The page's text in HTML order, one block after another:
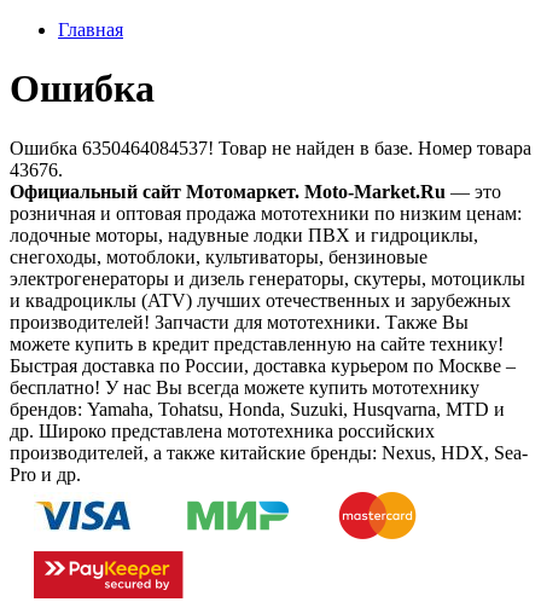
Главная
Ошибка
Ошибка 6350464084537! Товар не найден в базе. Номер товара
43676.
Официальный сайт Мотомаркет. Moto-Market.Ru — это
розничная и оптовая продажа мототехники по низким ценам:
лодочные моторы, надувные лодки ПВХ и гидроциклы,
снегоходы, мотоблоки, культиваторы, бензиновые
электрогенераторы и дизель генераторы, скутеры, мотоциклы
и квадроциклы (ATV) лучших отечественных и зарубежных
производителей! Запчасти для мототехники. Также Вы
можете купить в кредит представленную на сайте технику!
Быстрая доставка по России, доставка курьером по Москве –
бесплатно! У нас Вы всегда можете купить мототехнику
брендов: Yamaha, Tohatsu, Honda, Suzuki, Husqvarna, MTD и
др. Широко представлена мототехника российских
производителей, а также китайские бренды: Nexus, HDX, Sea-
Pro и др.